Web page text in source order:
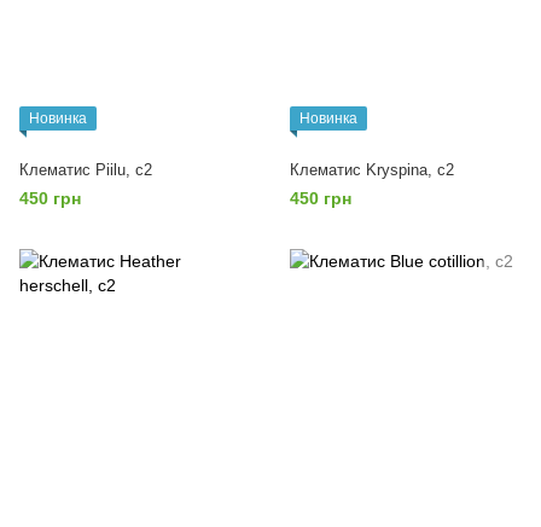
Новинка
Клематис Piilu, с2
450 грн
Новинка
Клематис Kryspina, с2
450 грн